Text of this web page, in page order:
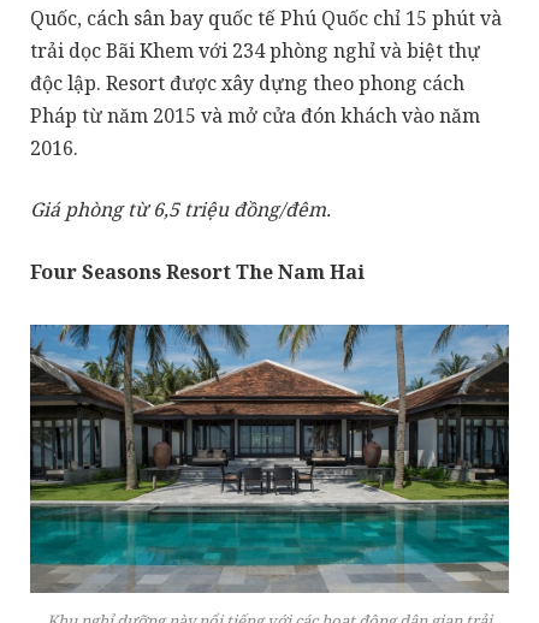
Quốc, cách sân bay quốc tế Phú Quốc chỉ 15 phút và
trải dọc Bãi Khem với 234 phòng nghỉ và biệt thự
độc lập. Resort được xây dựng theo phong cách
Pháp từ năm 2015 và mở cửa đón khách vào năm
2016.
Giá phòng từ 6,5 triệu đồng/đêm.
Four Seasons Resort The Nam Hai